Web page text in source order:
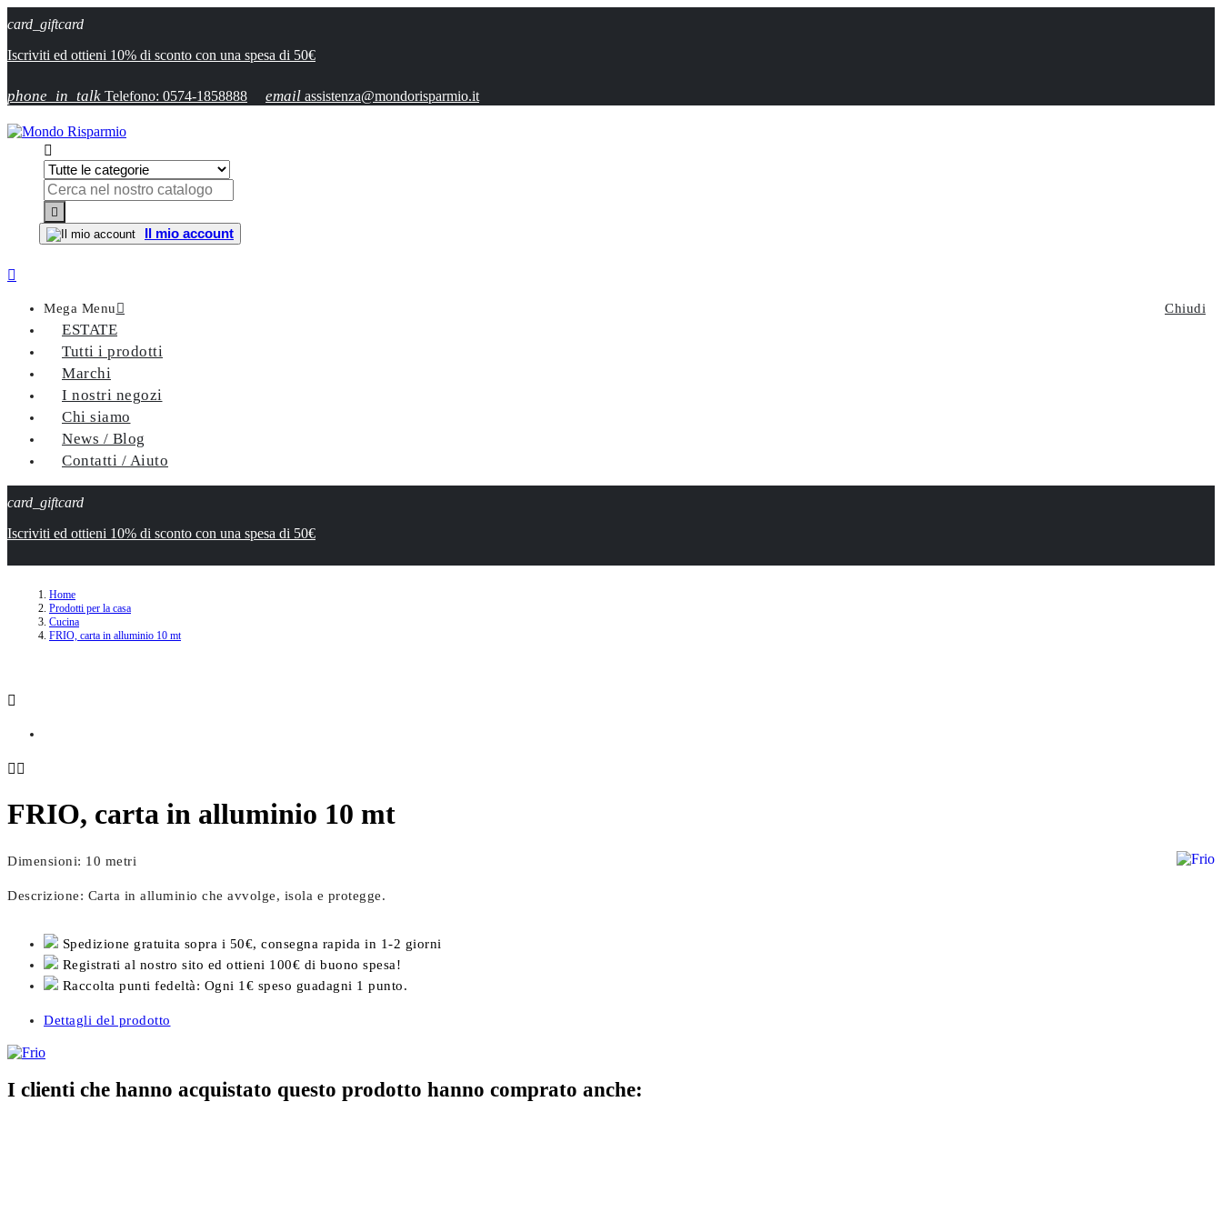
card_giftcard
Iscriviti ed ottieni 10% di sconto con una spesa di 50€
phone_in_talk Telefono: 0574-1858888 email assistenza@mondorisparmio.it


Il mio account

Chiudi
Mega Menu 
ESTATE
Tutti i prodotti
Marchi
I nostri negozi
Chi siamo
News / Blog
Contatti / Aiuto
card_giftcard
Iscriviti ed ottieni 10% di sconto con una spesa di 50€
Home
Prodotti per la casa
Cucina
FRIO, carta in alluminio 10 mt

 
FRIO, carta in alluminio 10 mt
Dimensioni: 10 metri
Descrizione: Carta in alluminio che avvolge, isola e protegge.
Spedizione gratuita sopra i 50€, consegna rapida in 1-2 giorni
Registrati al nostro sito ed ottieni 100€ di buono spesa!
Raccolta punti fedeltà: Ogni 1€ speso guadagni 1 punto.
Dettagli del prodotto
I clienti che hanno acquistato questo prodotto hanno comprato anche: